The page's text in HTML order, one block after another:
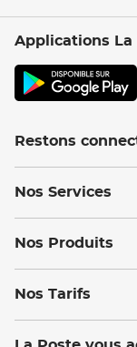
Applications La
Restons
Nos Services
Nos Produits
Nos Tarifs